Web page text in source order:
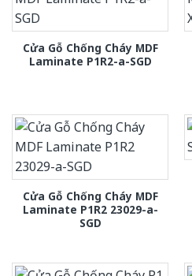
Cửa Gỗ Chống Cháy MDF
Laminate P1R2-a-SGD
Cửa Gỗ Chống Cháy MDF
Laminate P1R2 23029-a-
SGD